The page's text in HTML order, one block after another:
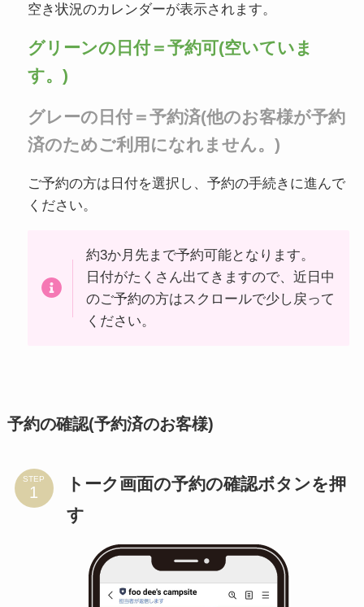
空き状況のカレンダーが表示されます。
グリーンの日付＝予約可(空いていま
す。)
グレーの日付＝予約済(他のお客様が予約
済のためご利用になれません。)
ご予約の方は日付を選択し、予約の手続きに進んで
ください。
約3か月先まで予約可能となります。
日付がたくさん出てきますので、近日中
のご予約の方はスクロールで少し戻って
ください。
予約の確認(予約済のお客様)
STEP
トーク画面の予約の確認ボタンを押
す